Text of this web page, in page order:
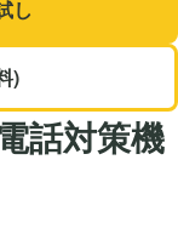
し
)
話対策機